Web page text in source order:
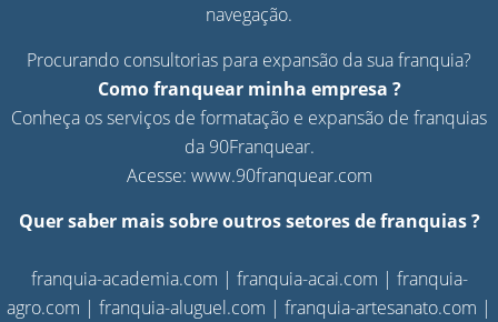
navegação.
Procurando consultorias para expansão da sua franquia?
Como franquear minha empresa ?
Conheça os serviços de formatação e expansão de franquias
da 90Franquear.
Acesse: www.90franquear.com
Quer saber mais sobre outros setores de franquias ?
franquia-academia.com | franquia-acai.com | franquia-
agro.com | franquia-aluguel.com | franquia-artesanato.com |